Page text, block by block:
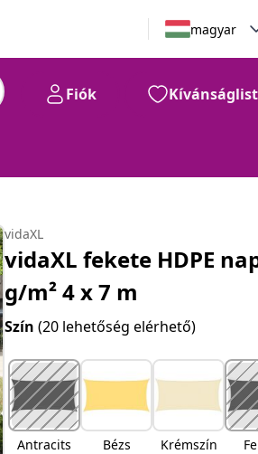
magyar
Fiók
vidaXL
vidaXL fekete HDPE
g/m² 4 x 7 m
Szín(20 lehetőség elérhető)
Antracits
Bézs
Krémszín